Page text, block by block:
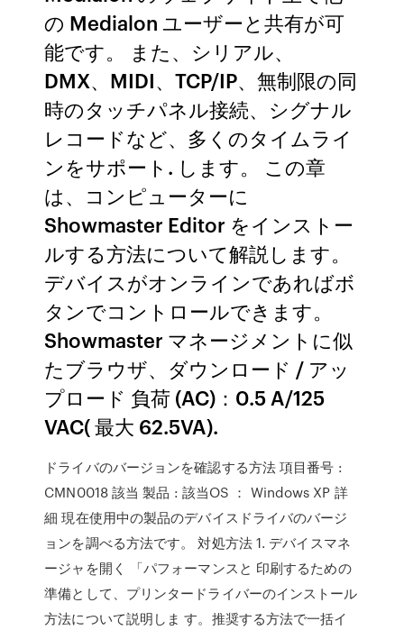
の Medialon ユーザーと共有が可
能です。 また、シリアル、
DMX、MIDI、TCP/IP、無制限の同
時のタッチパネル接続、シグナル
レコードなど、多くのタイムライ
ンをサポート. します。 この章
は、コンピューターに
Showmaster Editor をインストー
ルする方法について解説します。
デバイスがオンラインであればボ
タンでコントロールできます。
Showmaster マネージメントに似
たブラウザ、ダウンロード / アッ
プロード 負荷 (AC)：0.5 A/125
VAC( 最大 62.5VA).
ドライバのバージョンを確認する方法 項目番号 :
CMN0018 該当 製品 : 該当OS ： Windows XP 詳
細 現在使用中の製品のデバイスドライバのバージ
ョンを調べる方法です。 対処方法 1. デバイスマネ
ージャを開く 「パフォーマンスと 印刷するための
準備として、プリンタードライバーのインストール
方法について説明しま す。推奨する方法で一括イ